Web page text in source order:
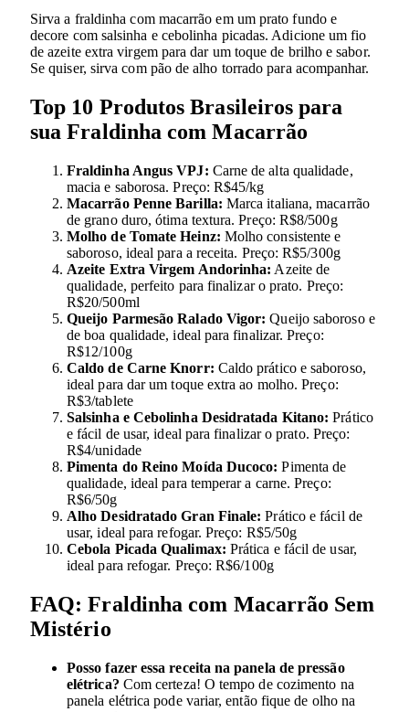
Sirva a fraldinha com macarrão em um prato fundo e
decore com salsinha e cebolinha picadas. Adicione um fio
de azeite extra virgem para dar um toque de brilho e sabor.
Se quiser, sirva com pão de alho torrado para acompanhar.
Top 10 Produtos Brasileiros para
sua Fraldinha com Macarrão
Fraldinha Angus VPJ: Carne de alta qualidade,
macia e saborosa. Preço: R$45/kg
Macarrão Penne Barilla: Marca italiana, macarrão
de grano duro, ótima textura. Preço: R$8/500g
Molho de Tomate Heinz: Molho consistente e
saboroso, ideal para a receita. Preço: R$5/300g
Azeite Extra Virgem Andorinha: Azeite de
qualidade, perfeito para finalizar o prato. Preço:
R$20/500ml
Queijo Parmesão Ralado Vigor: Queijo saboroso e
de boa qualidade, ideal para finalizar. Preço:
R$12/100g
Caldo de Carne Knorr: Caldo prático e saboroso,
ideal para dar um toque extra ao molho. Preço:
R$3/tablete
Salsinha e Cebolinha Desidratada Kitano: Prático
e fácil de usar, ideal para finalizar o prato. Preço:
R$4/unidade
Pimenta do Reino Moída Ducoco: Pimenta de
qualidade, ideal para temperar a carne. Preço:
R$6/50g
Alho Desidratado Gran Finale: Prático e fácil de
usar, ideal para refogar. Preço: R$5/50g
Cebola Picada Qualimax: Prática e fácil de usar,
ideal para refogar. Preço: R$6/100g
FAQ: Fraldinha com Macarrão Sem
Mistério
Posso fazer essa receita na panela de pressão
elétrica? Com certeza! O tempo de cozimento na
panela elétrica pode variar, então fique de olho na